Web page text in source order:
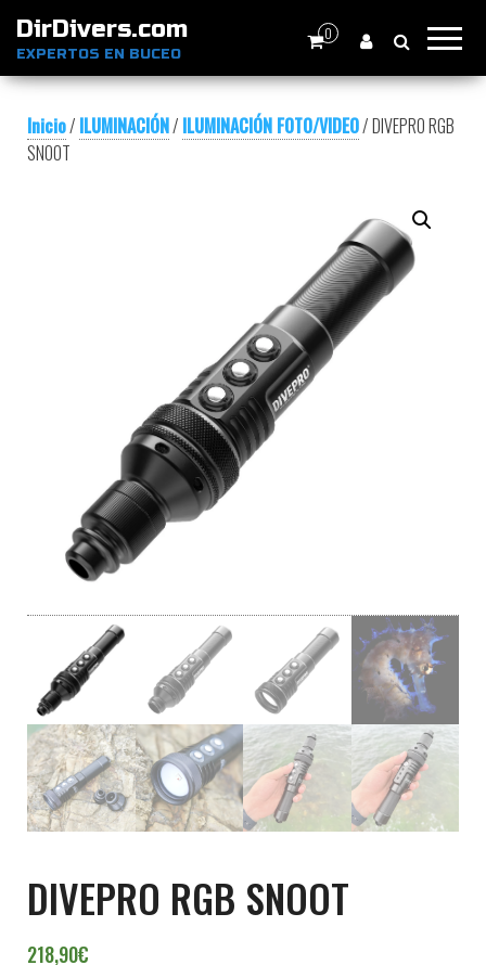
DirDivers.com
EXPERTOS EN BUCEO
0
Inicio/ ILUMINACIÓN/ ILUMINACIÓN FOTO/VIDEO/ DIVEPRO RGB
SNOOT
DIVEPRO RGB SNOOT
218,90€